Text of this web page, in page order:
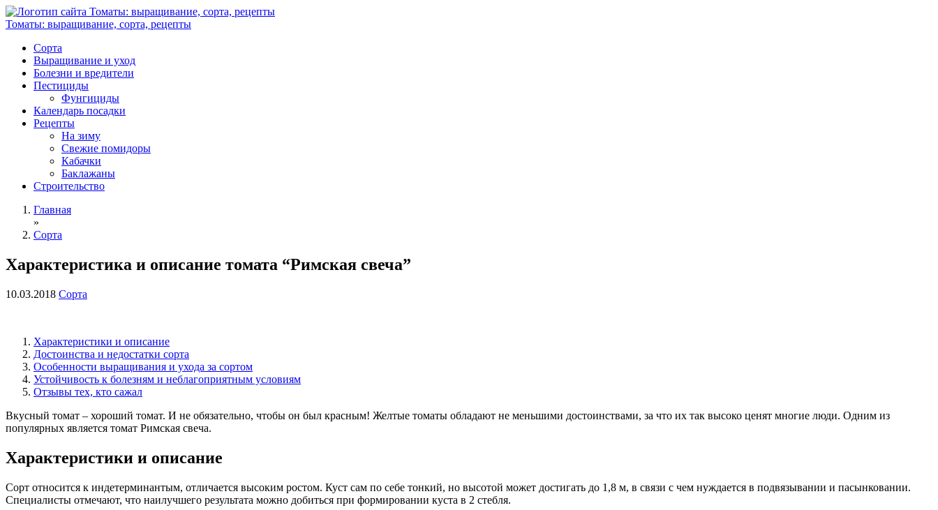
Томаты: выращивание, сорта, рецепты
Сорта
Выращивание и уход
Болезни и вредители
Пестициды
Фунгициды
Календарь посадки
Рецепты
На зиму
Свежие помидоры
Кабачки
Баклажаны
Строительство
Главная
»
Сорта
Характеристика и описание томата “Римская свеча”
10.03.2018 Сорта
Характеристики и описание
Достоинства и недостатки сорта
Особенности выращивания и ухода за сортом
Устойчивость к болезням и неблагоприятным условиям
Отзывы тех, кто сажал
Вкусный томат – хороший томат. И не обязательно, чтобы он был красным! Желтые томаты обладают не меньшими достоинствами, за что их так высоко ценят многие люди. Одним из
популярных является томат Римская свеча.
Характеристики и описание
Сорт относится к индетерминантым, отличается высоким ростом. Куст сам по себе тонкий, но высотой может достигать до 1,8 м, в связи с чем нуждается в подвязывании и пасынковании.
Специалисты отмечают, что наилучшего результата можно добиться при формировании куста в 2 стебля.